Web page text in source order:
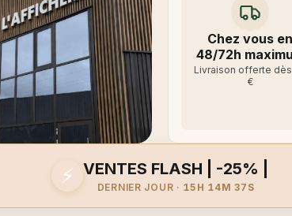
Chez vous en
48/72h
Livraison offerte
€
⚡ VENTES FLASH | -25% |
DERNIER JOUR · 15H 14M 37S